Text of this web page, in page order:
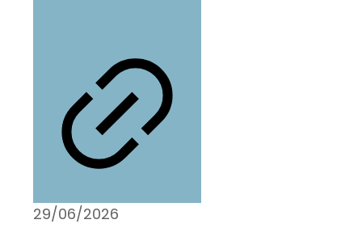
29/06/2026